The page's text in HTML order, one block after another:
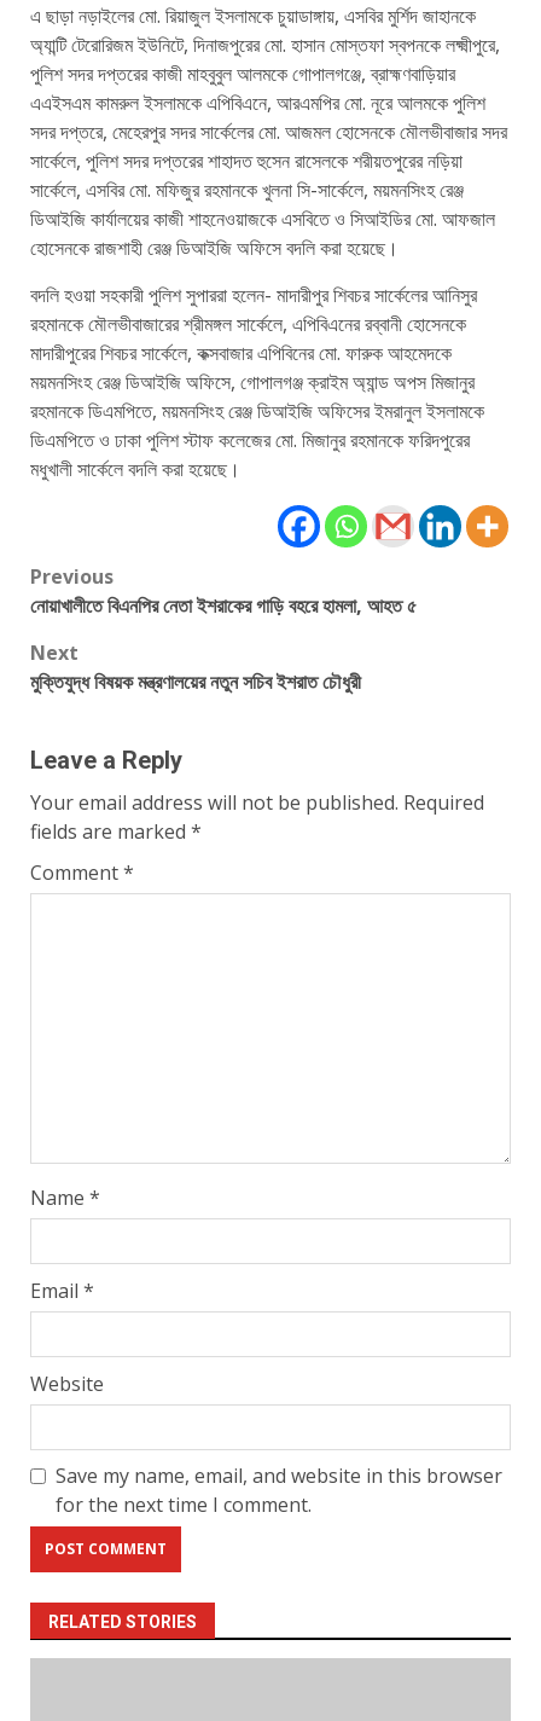
এ ছাড়া নড়াইলের মো. রিয়াজুল ইসলামকে চুয়াডাঙ্গায়, এসবির মুর্শিদ জাহানকে
অ্যান্টি টেরোরিজম ইউনিটে, দিনাজপুরের মো. হাসান মোস্তফা স্বপনকে লক্ষ্মীপুরে,
পুলিশ সদর দপ্তরের কাজী মাহবুবুল আলমকে গোপালগঞ্জে, ব্রাহ্মণবাড়িয়ার
এএইসএম কামরুল ইসলামকে এপিবিএনে, আরএমপির মো. নূরে আলমকে পুলিশ
সদর দপ্তরে, মেহেরপুর সদর সার্কেলের মো. আজমল হোসেনকে মৌলভীবাজার সদর
সার্কেলে, পুলিশ সদর দপ্তরের শাহাদত হুসেন রাসেলকে শরীয়তপুরের নড়িয়া
সার্কেলে, এসবির মো. মফিজুর রহমানকে খুলনা সি-সার্কেলে, ময়মনসিংহ রেঞ্জ
ডিআইজি কার্যালয়ের কাজী শাহনেওয়াজকে এসবিতে ও সিআইডির মো. আফজাল
হোসেনকে রাজশাহী রেঞ্জ ডিআইজি অফিসে বদলি করা হয়েছে।
বদলি হওয়া সহকারী পুলিশ সুপাররা হলেন- মাদারীপুর শিবচর সার্কেলের আনিসুর
রহমানকে মৌলভীবাজারের শ্রীমঙ্গল সার্কেলে, এপিবিএনের রব্বানী হোসেনকে
মাদারীপুরের শিবচর সার্কেলে, কক্সবাজার এপিবিনের মো. ফারুক আহমেদকে
ময়মনসিংহ রেঞ্জ ডিআইজি অফিসে, গোপালগঞ্জ ক্রাইম অ্যান্ড অপস মিজানুর
রহমানকে ডিএমপিতে, ময়মনসিংহ রেঞ্জ ডিআইজি অফিসের ইমরানুল ইসলামকে
ডিএমপিতে ও ঢাকা পুলিশ স্টাফ কলেজের মো. মিজানুর রহমানকে ফরিদপুরের
মধুখালী সার্কেলে বদলি করা হয়েছে।
Post
Previous
নোয়াখালীতে বিএনপির নেতা ইশরাকের গাড়ি বহরে হামলা, আহত ৫
Next
মুক্তিযুদ্ধ বিষয়ক মন্ত্রণালয়ের নতুন সচিব ইশরাত চৌধুরী
Leave a Reply
Your email address will not be published. Required
fields are marked *
Comment*
Name *
Email *
Website
Save my name, email, and website in this browser
for the next time I comment.
RELATED STORIES